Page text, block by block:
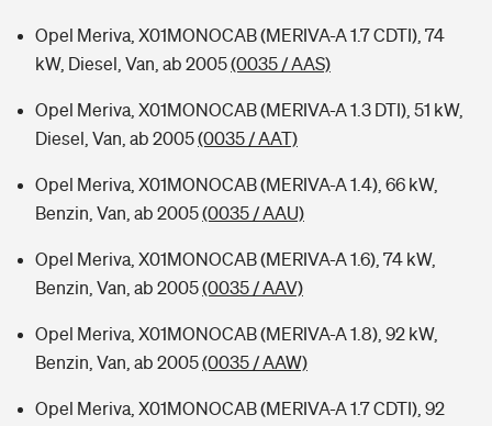
Opel Meriva, X01MONOCAB (MERIVA-A 1.7 CDTI), 74
kW, Diesel, Van, ab 2005(0035 / AAS)
Opel Meriva, X01MONOCAB (MERIVA-A 1.3 DTI), 51 kW,
Diesel, Van, ab 2005(0035 / AAT)
Opel Meriva, X01MONOCAB (MERIVA-A 1.4), 66 kW,
Benzin, Van, ab 2005(0035 / AAU)
Opel Meriva, X01MONOCAB (MERIVA-A 1.6), 74 kW,
Benzin, Van, ab 2005(0035 / AAV)
Opel Meriva, X01MONOCAB (MERIVA-A 1.8), 92 kW,
Benzin, Van, ab 2005(0035 / AAW)
Opel Meriva, X01MONOCAB (MERIVA-A 1.7 CDTI), 92